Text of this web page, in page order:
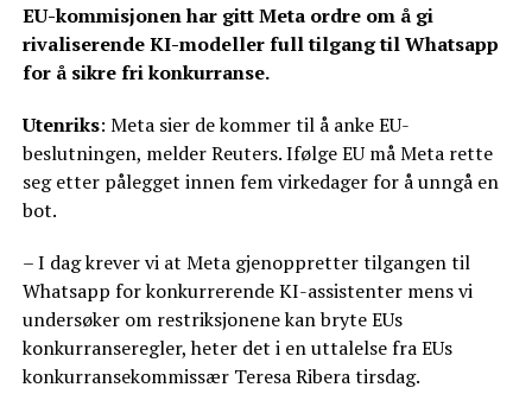
EU-kommisjonen har gitt Meta ordre om å gi
rivaliserende KI-modeller full tilgang til Whatsapp
for å sikre fri konkurranse.
Utenriks: Meta sier de kommer til å anke EU-
beslutningen, melder Reuters. Ifølge EU må Meta rette
seg etter pålegget innen fem virkedager for å unngå en
bot.
– I dag krever vi at Meta gjenoppretter tilgangen til
Whatsapp for konkurrerende KI-assistenter mens vi
undersøker om restriksjonene kan bryte EUs
konkurranseregler, heter det i en uttalelse fra EUs
konkurransekommissær Teresa Ribera tirsdag.